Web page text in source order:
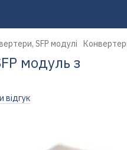
SFP модулі
модуль з
відгук